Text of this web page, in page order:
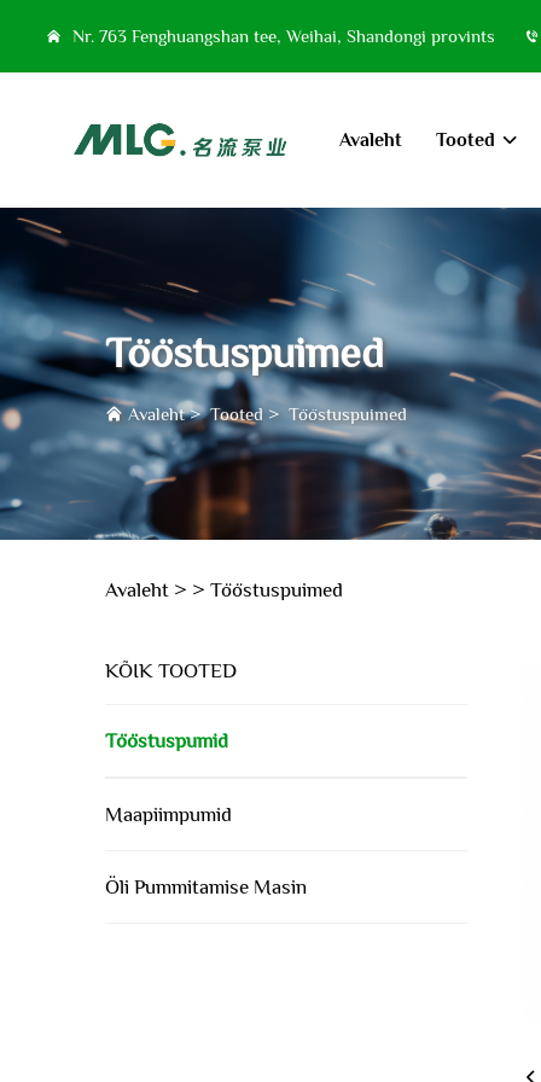
Nr. 763 Fenghuangshan tee, Weihai, Shandongi provints
Avaleht Tooted
Tööstuspuimed
Avaleht>Tooted> Tööstuspuimed
Avaleht > > Tööstuspuimed
KÕIK TOOTED
Tööstuspumid
Maapiimpumid
Öli Pummitamise Masin